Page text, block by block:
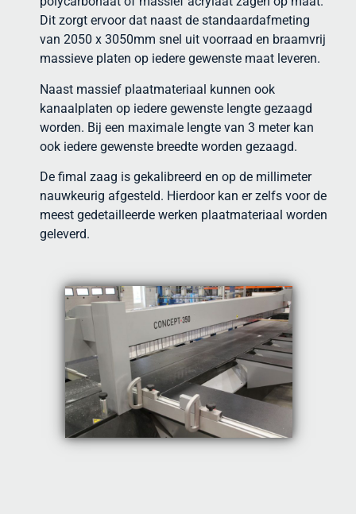
Dit zorgt ervoor dat naast de standaardafmeting
van 2050 x 3050mm snel uit voorraad en braamvrij
massieve platen op iedere gewenste maat leveren.
Naast massief plaatmateriaal kunnen ook
kanaalplaten op iedere gewenste lengte gezaagd
worden. Bij een maximale lengte van 3 meter kan
ook iedere gewenste breedte worden gezaagd.
De fimal zaag is gekalibreerd en op de millimeter
nauwkeurig afgesteld. Hierdoor kan er zelfs voor de
meest gedetailleerde werken plaatmateriaal worden
geleverd.